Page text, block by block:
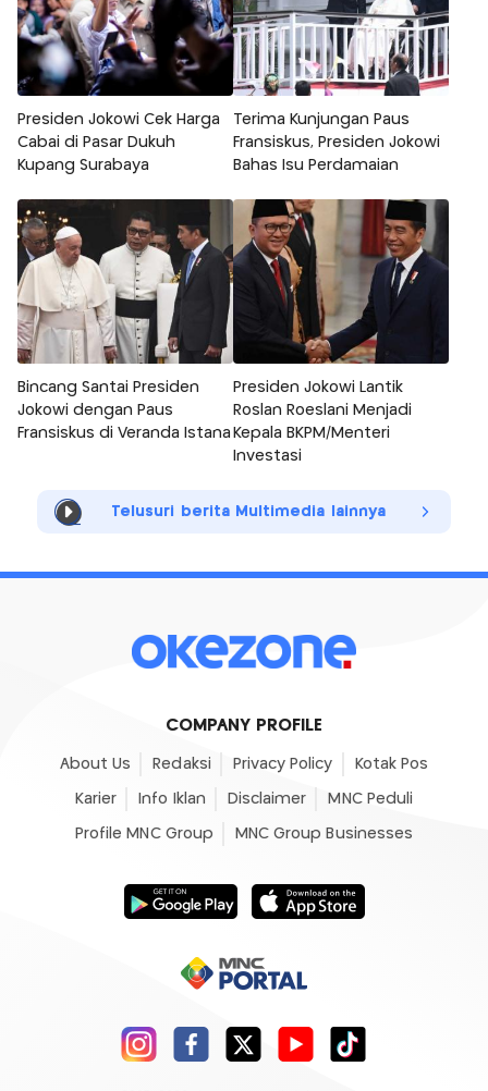
Presiden Jokowi Cek Harga
Cabai di Pasar Dukuh
Kupang Surabaya
Terima Kunjungan Paus
Fransiskus, Presiden Jokowi
Bahas Isu Perdamaian
Bincang Santai Presiden
Jokowi dengan Paus
Fransiskus di Veranda Istana
Presiden Jokowi Lantik
Roslan Roeslani Menjadi
Kepala BKPM/Menteri
Investasi
Telusuri berita Multimedia lainnya
COMPANY PROFILE
About Us Redaksi Privacy Policy Kotak Pos
Karier Info Iklan Disclaimer MNC Peduli
Profile MNC Group MNC Group Businesses